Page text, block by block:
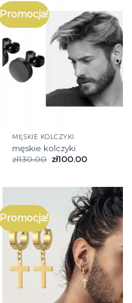
Promocja!
MĘSKIE KOLCZYKI
męskie kolczyki
zł130.00 zł100.00
Promocja!